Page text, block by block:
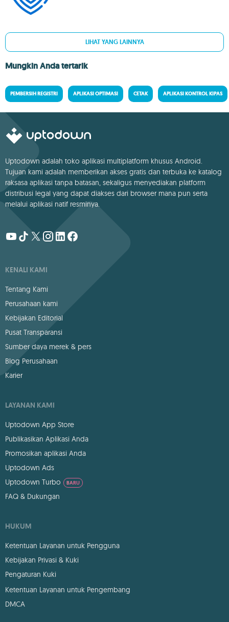
LIHAT YANG LAINNYA
Mungkin Anda tertarik
PEMBERSIH REGISTRI APLIKASI OPTIMASI CETAK APLIKASI KONTROL KIPAS
Uptodown adalah toko aplikasi multiplatform khusus Android.
Tujuan kami adalah memberikan akses gratis dan terbuka ke katalog
raksasa aplikasi tanpa batasan, sekaligus menyediakan platform
distribusi legal yang dapat diakses dari browser mana pun serta
melalui aplikasi natif resminya.
KENALI KAMI
Tentang Kami
Perusahaan kami
Kebijakan Editorial
Pusat Transparansi
Sumber daya merek & pers
Blog Perusahaan
Karier
LAYANAN KAMI
Uptodown App Store
Publikasikan Aplikasi Anda
Promosikan aplikasi Anda
Uptodown Ads
Uptodown Turbo
BARU
FAQ & Dukungan
HUKUM
Ketentuan Layanan untuk Pengguna
Kebijakan Privasi & Kuki
Pengaturan Kuki
Ketentuan Layanan untuk Pengembang
DMCA